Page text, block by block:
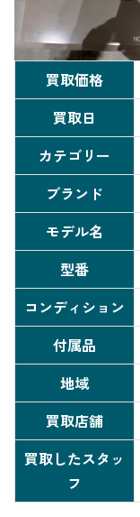
買取価格
買取日
カテゴリー
ブランド
モデル名
型番
コンディション
付属品
地域
買取店舗
買取したスタッ
フ